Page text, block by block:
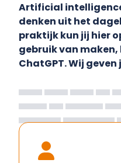
Artificial
denken uit het
praktijk kun jij hier
gebruik van
ChatGPT. Wij geven